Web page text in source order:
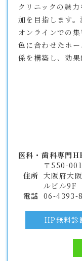
クリニックの魅
加を目指します。
オンラインでの
色に合わせたホ
係を構築し、効果
医科・歯科専門
住所
〒550-
大阪府大
ルビル9F
電話 06-4393-
HP無料診